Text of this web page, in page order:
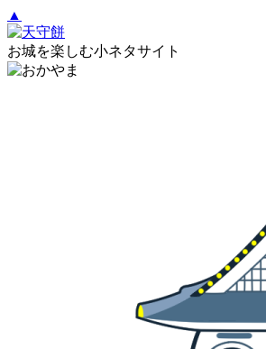
▲
お城を楽しむ小ネタサイト